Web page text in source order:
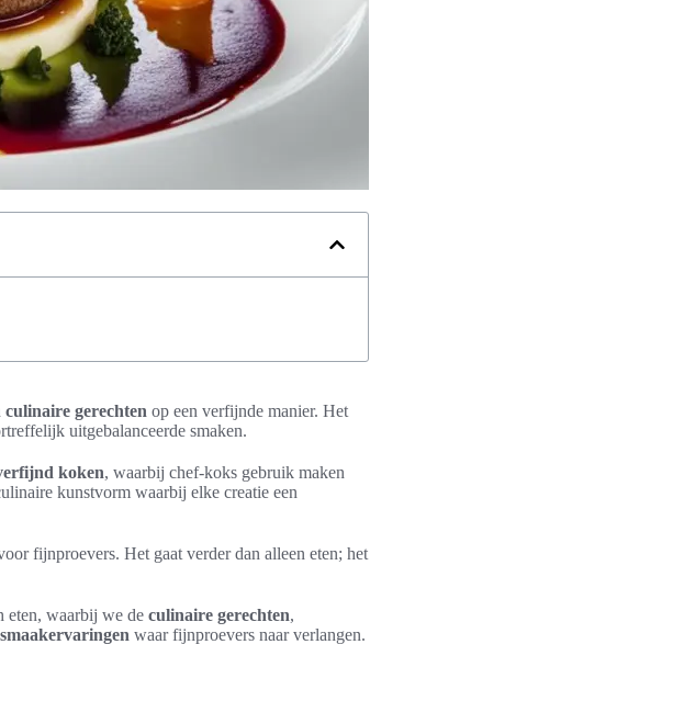
culinaire gerechten op een verfijnde manier. Het
uitgebalanceerde smaken.
koken, waarbij chef-koks gebruik maken
kunstvorm waarbij elke creatie een
fijnproevers. Het gaat verder dan alleen eten; het
eten, waarbij we de culinaire gerechten,
waar fijnproevers naar verlangen.